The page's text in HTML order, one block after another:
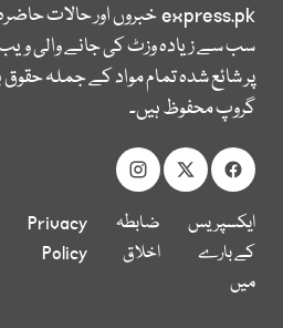
express.pkخبروں اور حالات
سب سے زیادہ وزٹ کی جانے والی
پر شائع شدہ تمام مواد کے جملہ
گروپ محفوظ ہیں۔
ایکسپریس
کے بارے
میں
ضابطہ
اخلاق
Privacy
Policy